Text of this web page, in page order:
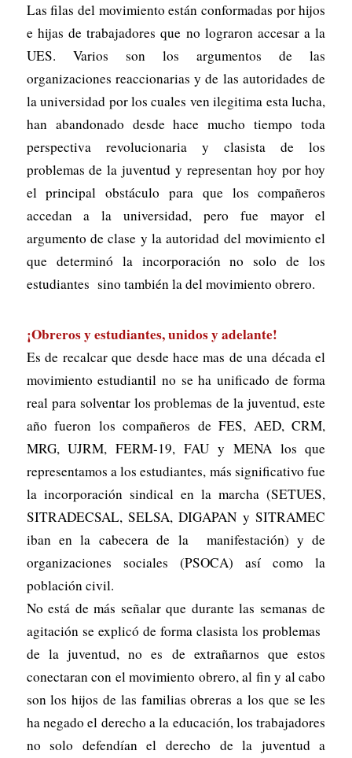
Las filas del movimiento están conformadas por hijos
e hijas de trabajadores que no lograron accesar a la
UES. Varios son los argumentos de las
organizaciones reaccionarias y de las autoridades de
la universidad por los cuales ven ilegitima esta lucha,
han abandonado desde hace mucho tiempo toda
perspectiva revolucionaria y clasista de los
problemas de la juventud y representan hoy por hoy
el principal obstáculo para que los compañeros
accedan a la universidad, pero fue mayor el
argumento de clase y la autoridad del movimiento el
que determinó la incorporación no solo de los
estudiantes sino también la del movimiento obrero.
¡Obreros y estudiantes, unidos y adelante!
Es de recalcar que desde hace mas de una década el
movimiento estudiantil no se ha unificado de forma
real para solventar los problemas de la juventud, este
año fueron los compañeros de FES, AED, CRM,
MRG, UJRM, FERM-19, FAU y MENA los que
representamos a los estudiantes, más significativo fue
la incorporación sindical en la marcha (SETUES,
SITRADECSAL, SELSA, DIGAPAN y SITRAMEC
iban en la cabecera de la manifestación) y de
organizaciones sociales (PSOCA) así como la
población civil.
No está de más señalar que durante las semanas de
agitación se explicó de forma clasista los problemas
de la juventud, no es de extrañarnos que estos
conectaran con el movimiento obrero, al fin y al cabo
son los hijos de las familias obreras a los que se les
ha negado el derecho a la educación, los trabajadores
no solo defendían el derecho de la juventud a